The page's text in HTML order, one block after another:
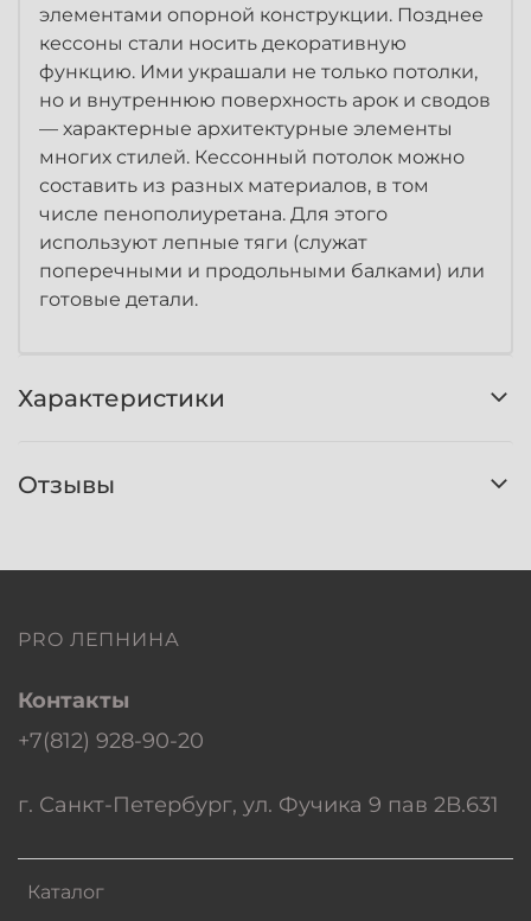
элементами опорной конструкции. Позднее
кессоны стали носить декоративную
функцию. Ими украшали не только потолки,
но и внутреннюю поверхность арок и сводов
— характерные архитектурные элементы
многих стилей. Кессонный потолок можно
составить из разных материалов, в том
числе пенополиуретана. Для этого
используют лепные тяги (служат
поперечными и продольными балками) или
готовые детали.
Характеристики
Отзывы
PRO ЛЕПНИНА
Каталог
Контакты
+7(812) 928-90-20
г. Санкт-Петербург, ул. Фучика 9 пав 2В.631